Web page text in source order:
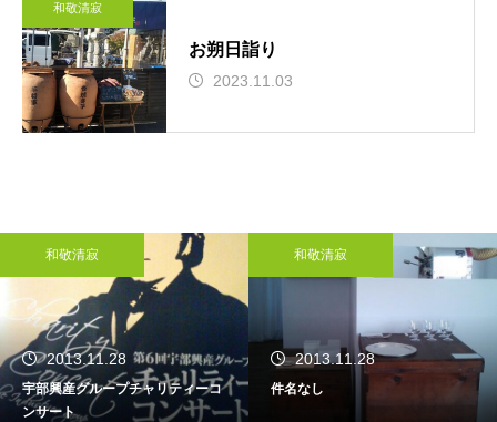
和敬清寂
お朔日詣り
2023.11.03
ープチャリティーコ
和敬清寂
2013.11.28
件名なし
和敬清